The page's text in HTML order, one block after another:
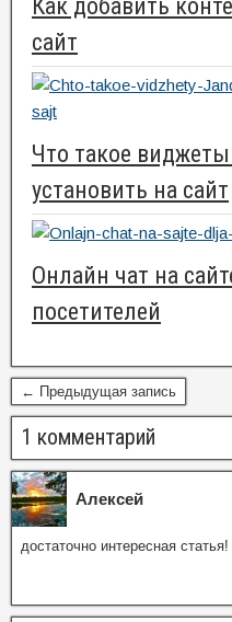
Как добавить
сайт
Что такое
установить на сайт
Онлайн чат на
посетителей
← Предыдущая запись
1 комментарий
Алексей
достаточно интересная статья!